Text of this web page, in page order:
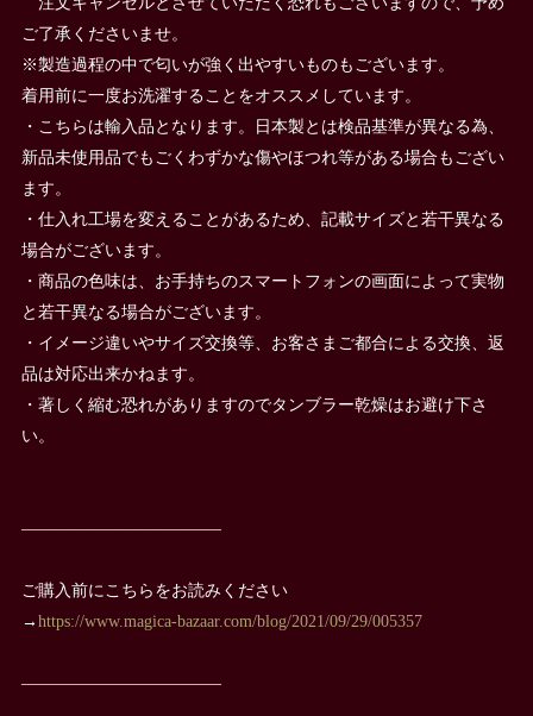
ご了承くださいませ。
※製造過程の中で匂いが強く出やすいものもございます。
着用前に一度お洗濯することをオススメしています。
・こちらは輸入品となります。日本製とは検品基準が異なる為、
新品未使用品でもごくわずかな傷やほつれ等がある場合もござい
ます。
・仕入れ工場を変えることがあるため、記載サイズと若干異なる
場合がございます。
・商品の色味は、お手持ちのスマートフォンの画面によって実物
と若干異なる場合がございます。
・イメージ違いやサイズ交換等、お客さまご都合による交換、返
品は対応出来かねます。
・著しく縮む恐れがありますのでタンブラー乾燥はお避け下さ
い。
————————————
ご購入前にこちらをお読みください
→https://www.magica-bazaar.com/blog/2021/09/29/005357
————————————